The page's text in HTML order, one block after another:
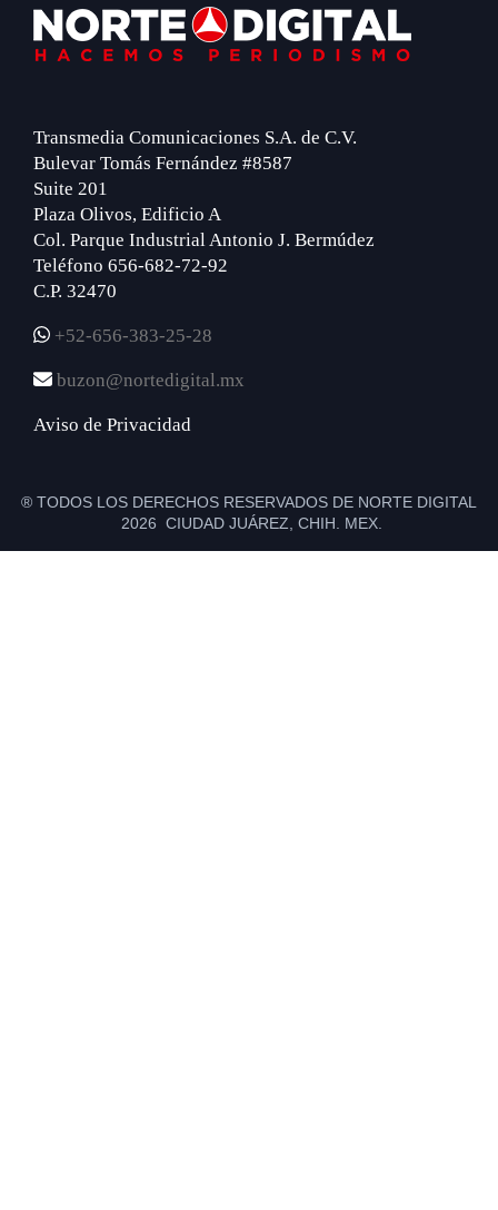
Footer
Transmedia Comunicaciones S.A. de C.V.
Bulevar Tomás Fernández #8587
Suite 201
Plaza Olivos, Edificio A
Col. Parque Industrial Antonio J. Bermúdez
Teléfono 656-682-72-92
C.P. 32470
+52-656-383-25-28
buzon@nortedigital.mx
Aviso de Privacidad
® TODOS LOS DERECHOS RESERVADOS DE NORTE DIGITAL
2026 CIUDAD JUÁREZ, CHIH. MEX.